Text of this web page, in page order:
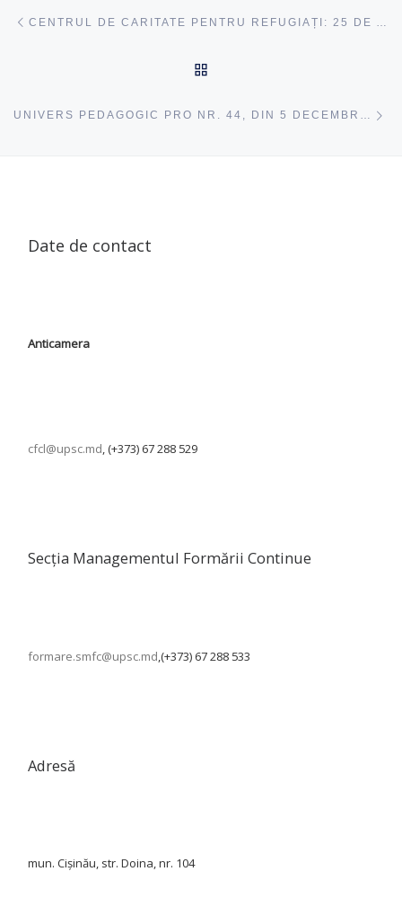
UNIVERS PEDAGOGIC PRO NR. 44, DIN 5 DECEMBRIE, 2024
Date de contact
Anticamera
cfcl@upsc.md, (+373) 67 288 529
Secția Managementul Formării Continue
formare.smfc@upsc.md,(+373) 67 288 533
Adresă
mun. Cișinău, str. Doina, nr. 104